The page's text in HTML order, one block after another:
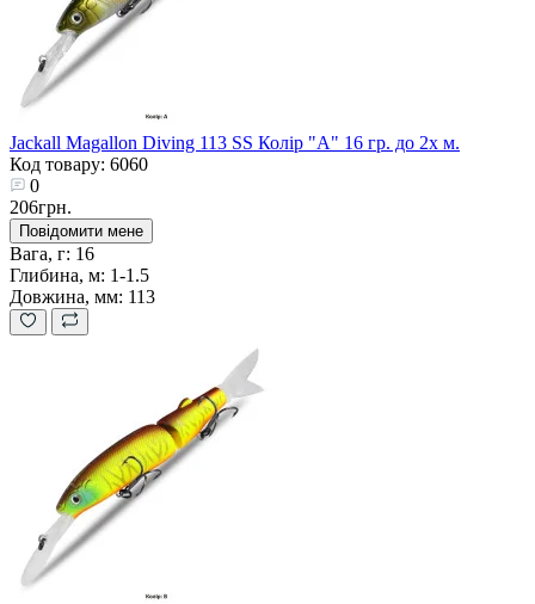
Jackall Magallon Diving 113 SS Колір "A" 16 гр. до 2х м.
Код товару: 6060
0
206грн.
Повідомити мене
Вага, г: 16
Глибина, м: 1-1.5
Довжина, мм: 113